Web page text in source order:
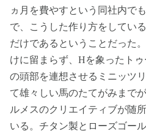
ヵ月を費やすという同社内で
で、こうした作り方をしてい
だけであるということだった
けに留まらず、Hを象ったト
の頭部を連想させるミニッツ
て雄々しい馬のたてがみまで
ルメスのクリエイティブが随
いる。チタン製とローズゴー